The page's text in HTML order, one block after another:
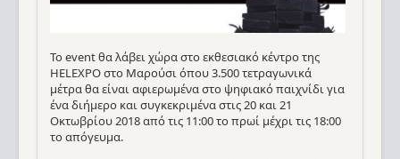
To event θα λάβει χώρα στο εκθεσιακό κέντρο της
HELEXPO στο Μαρούσι όπου 3.500 τετραγωνικά
μέτρα θα είναι αφιερωμένα στο ψηφιακό παιχνίδι για
ένα διήμερο και συγκεκριμένα στις 20 και 21
Οκτωβρίου 2018 από τις 11:00 το πρωί μέχρι τις 18:00
το απόγευμα.